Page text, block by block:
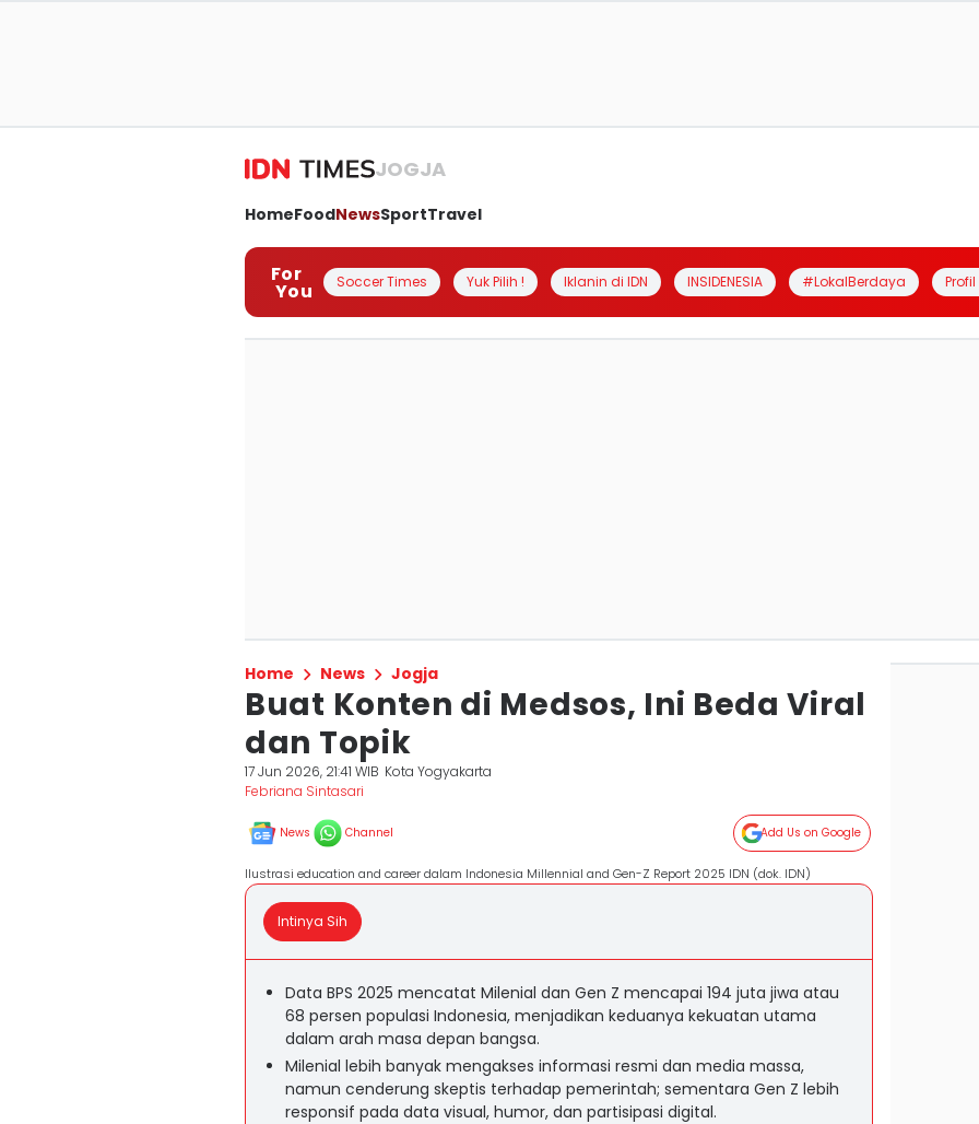
JOGJA
HomeFoodNewsSportTravel
For
You Soccer Times Yuk Pilih ! Iklanin di IDN INSIDENESIA #LokalBerdaya
Home News Jogja
Buat Konten di Medsos, Ini Beda Viral
dan Topik
17 Jun 2026, 21:41 WIB Kota Yogyakarta
Febriana Sintasari
News Channel Add Us on Google
Ilustrasi education and career dalam Indonesia Millennial and Gen-Z Report 2025 IDN (dok. IDN)
Intinya Sih
Data BPS 2025 mencatat Milenial dan Gen Z mencapai 194 juta jiwa atau
68 persen populasi Indonesia, menjadikan keduanya kekuatan utama
dalam arah masa depan bangsa.
Milenial lebih banyak mengakses informasi resmi dan media massa,
namun cenderung skeptis terhadap pemerintah; sementara Gen Z lebih
responsif pada data visual, humor, dan partisipasi digital.